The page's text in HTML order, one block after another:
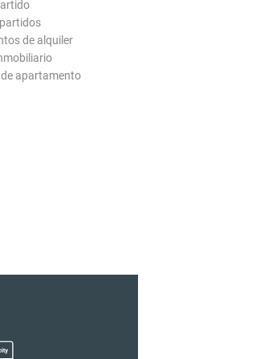
de alquiler
apartamento